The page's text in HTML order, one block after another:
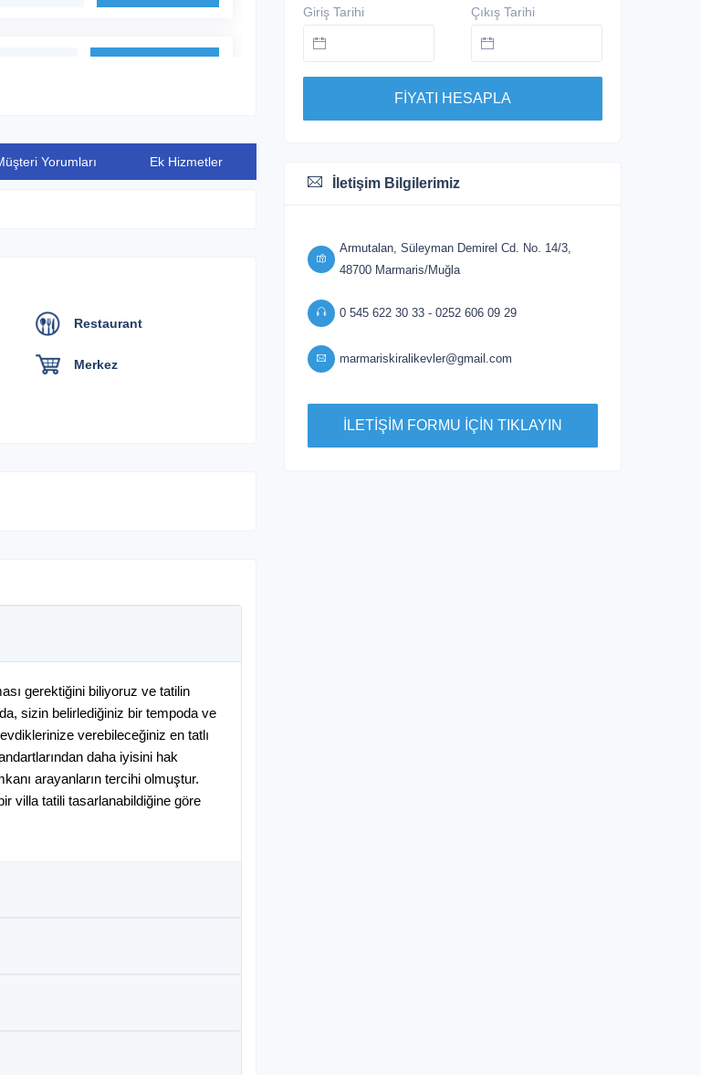
₺ Gecelik
Yorumları Ek Hizmetler
Restaurant
Merkez
gerektiğini biliyoruz ve tatilin
sizin belirlediğiniz bir tempoda ve
verebileceğiniz en tatlı
daha iyisini hak
arayanların tercihi olmuştur.
villa tatili tasarlanabildiğine göre
Giriş Tarihi Çıkış Tarihi
FİYATI HESAPLA
İletişim Bilgilerimiz
Armutalan, Süleyman Demirel Cd. No. 14/3,
48700 Marmaris/Muğla
0 545 622 30 33 - 0252 606 09 29
marmariskiralikevler@gmail.com
İLETİŞİM FORMU İÇİN TIKLAYIN